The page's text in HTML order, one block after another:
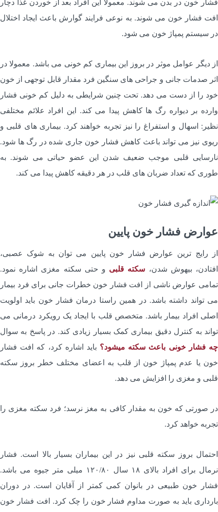
خون در بدن می شوند. معمولا این افراد بعد از خوردن غذا دچار
فشار خون می شوند. به نوعی فرایند گوارش باعث ایجاد اختلال
سیستم پمپاژ خون می شود‌.
دیگر عوامل موثر در بروز این بیماری کم خونی می باشد. معمولا در
صدمات جانی و جراحی های سنگین فرد مقدار قابل توجهی از خون
را از دست می دهد. تحت چنین شرایطی به دلیل کم خونی فشار
بر دیواره رگ ها کاهش پیدا می کند. این افراد علائم مختلفی
اسهال و استفراغ را نیز تجربه خواهند کرد. بیماری های قلبی و
نیز می تواند باعث کاهش فشار خون جاری شده در رگ ها شود.
قلبی موجب ضعیف شدن این عضو حیاتی می شوند. به
که تعداد ضربان های قلب در هر دقیقه کاهش پیدا می کند.
فشار خون پایین
رایج ترین عوارض فشار خون پایین می توان به شوک عصبی،
بیهوش شدن، سکته قلبیو حتی سکته مغزی اشاره نمود.
عوارض ناشی از افت فشار خون خطرات جانی برای فرد بیمار
تواند داشته باشد. در همین راستا درمان فشار خون باید اولویت
افراد بیمار باشد. متخصص قلب با ایجاد یک رویکرد درمانی می
به کنترل دقیق بیماری کمک بسیار زیادی کند. در پاسخ به سوال
فشار خونی باعث سکته میشود؟باید اشاره کرد، که افت فشار
یا عدم پمپاژ خون از قلب به اعضای مختلف خطر بروز سکته
و مغزی را افزایش می دهد.
صورتی که خون به مقدار کافی به مغز نرسد؛ فرد سکته مغزی را
خواهد کرد.
بروز سکته قلبی نیز در این بیماران بسیار بالا است. فشار
نرمال برای افراد بالای ۱۸ سال ۱۲۰/۸۰ میلی متر جیوه می باشد.
خون طبیعی در بانوان کمی کمتر از آقایان است. در دوران
باید به صورت مداوم فشار خون را چک کرد. افت فشار خون